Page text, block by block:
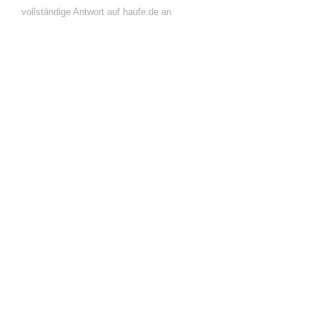
vollständige Antwort auf haufe.de an